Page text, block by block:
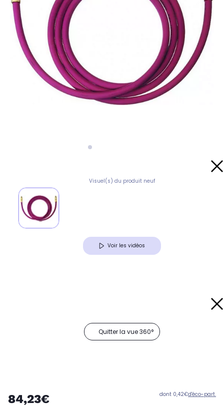
Visuel(s) du produit neuf
Voir les vidéos
Quitter la vue 360°
84,23€ dont 0,42€d'éco-part.